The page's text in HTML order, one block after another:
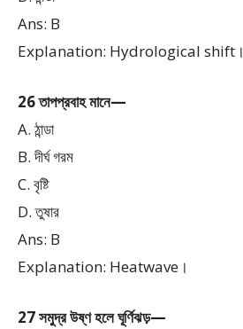
Ans: B
Explanation: Hydrological shift।
26 তাপপ্রবাহ মানে—
A. ঠান্ডা
B. দীর্ঘ গরম
C. বৃষ্টি
D. তুষার
Ans: B
Explanation: Heatwave।
27 সমুদ্র উষ্ণ হলে ঘূর্ণিঝড়—